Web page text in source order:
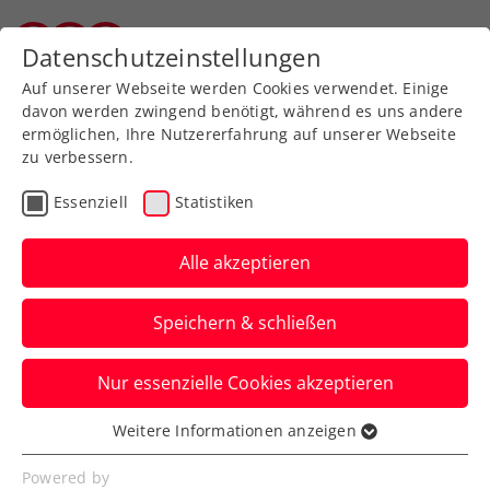
Zurück zur Newsübersicht
Kids & Jugend
Jürgen on Tour: „Ein
konstruktives
Miteinander“ in der
Steiermark
Der fünfte Stopp seiner Bundesländer-
Tour hat Jürgen Melzer ins LLZ Leibnitz
geführt.
Datenschutzeinstellungen
Auf unserer Webseite werden Cookies verwendet. Einige
davon werden zwingend benötigt, während es uns andere
ermöglichen, Ihre Nutzererfahrung auf unserer Webseite
zu verbessern.
Essenziell Statistiken
Alle akzeptieren
Speichern & schließen
Nur essenzielle Cookies akzeptieren
Essenziell
Essenzielle Cookies werden für grundlegende
Weitere Informationen anzeigen
Powered by